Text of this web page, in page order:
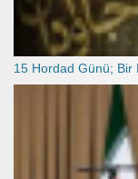
15 Hordad Günü; Bir